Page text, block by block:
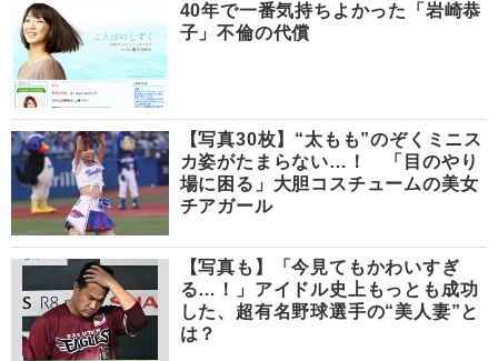
40年で一番気持ちよかった「岩崎恭
子」不倫の代償
【写真30枚】“太もも”のぞくミニス
カ姿がたまらない…！ 「目のやり
場に困る」大胆コスチュームの美女
チアガール
【写真も】「今見てもかわいすぎ
る…！」アイドル史上もっとも成功
した、超有名野球選手の“美人妻”と
は？